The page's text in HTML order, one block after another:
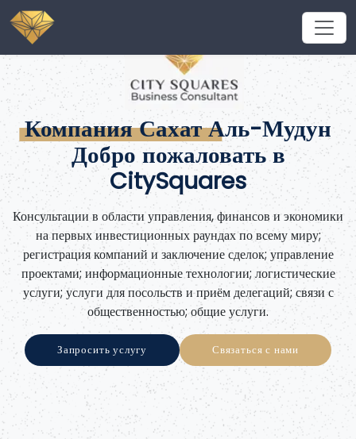
Компания Сахат Аль-Мудун
Добро пожаловать в
CitySquares
Консультации в области управления, финансов и экономики
на первых инвестиционных раундах по всему миру;
регистрация компаний и заключение сделок; управление
проектами; информационные технологии; логистические
услуги; услуги для посольств и приём делегаций; связи с
общественностью; общие услуги.
Запросить услугу Связаться с нами